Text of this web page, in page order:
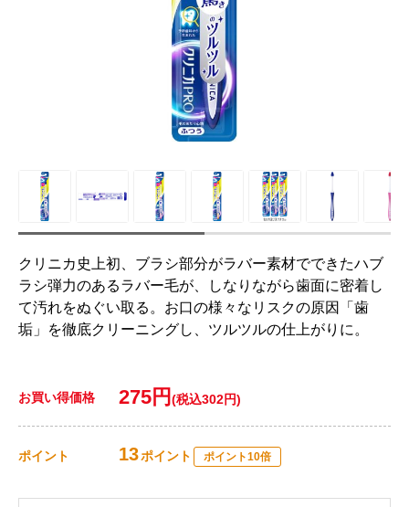
クリニカ史上初、ブラシ部分がラバー素材でできたハブ
ラシ弾力のあるラバー毛が、しなりながら歯面に密着し
て汚れをぬぐい取る。お口の様々なリスクの原因「歯
垢」を徹底クリーニングし、ツルツルの仕上がりに。
お買い得価格 275円 (税込302円)
ポイント 13ポイント ポイント10倍